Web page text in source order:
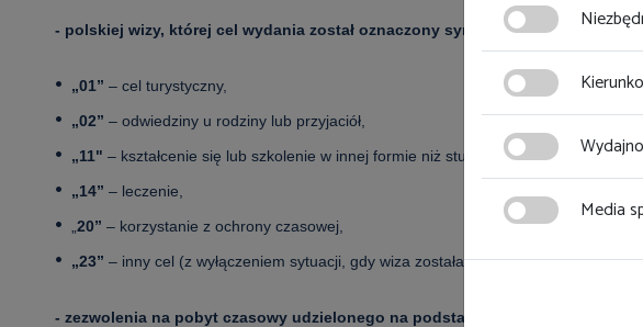
- polskiej wizy, której cel wydania został oznaczony symbolem:
„01” – cel turystyczny,
„02” – odwiedziny u rodziny lub przyjaciół,
„11" – kształcenie się lub szkolenie w innej formie niż studia lub szkolenie
„14” – leczenie,
20” – korzystanie z ochrony czasowej,
„23” – inny cel (z wyłączeniem sytuacji, gdy wiza została wydana w celu
- zezwolenia na pobyt czasowy udzielonego na podstawie art. 181 ust. 1
Media